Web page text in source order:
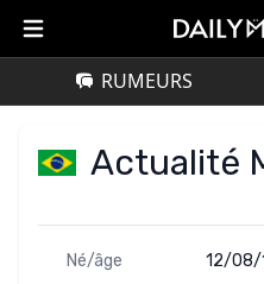
RUMEURS
Actualité
Né/âge 12/08/